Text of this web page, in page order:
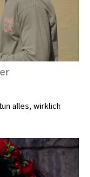
alles, wirklich